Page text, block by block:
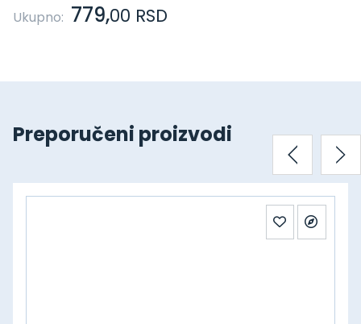
Ukupno: 779,00 RSD
Preporučeni proizvodi